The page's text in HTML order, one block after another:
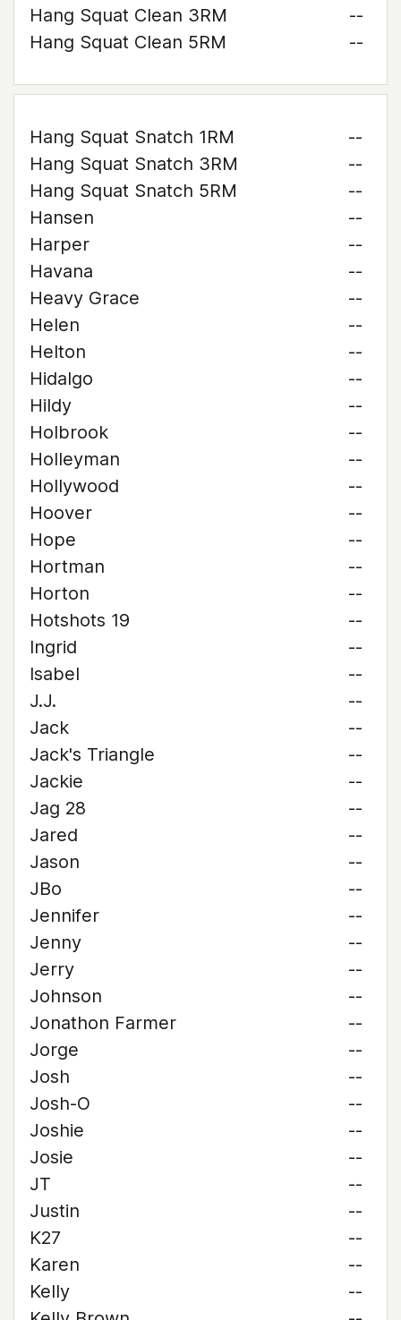
Hang Squat Clean 3RM
--
Hang Squat Clean 5RM
--
Hang Squat Snatch 1RM
--
Hang Squat Snatch 3RM
--
Hang Squat Snatch 5RM
--
Hansen
--
Harper
--
Havana
--
Heavy Grace
--
Helen
--
Helton
--
Hidalgo
--
Hildy
--
Holbrook
--
Holleyman
--
Hollywood
--
Hoover
--
Hope
--
Hortman
--
Horton
--
Hotshots 19
--
Ingrid
--
Isabel
--
J.J.
--
Jack
--
Jack's Triangle
--
Jackie
--
Jag 28
--
Jared
--
Jason
--
JBo
--
Jennifer
--
Jenny
--
Jerry
--
Johnson
--
Jonathon Farmer
--
Jorge
--
Josh
--
Josh-O
--
Joshie
--
Josie
--
JT
--
Justin
--
K27
--
Karen
--
Kelly
--